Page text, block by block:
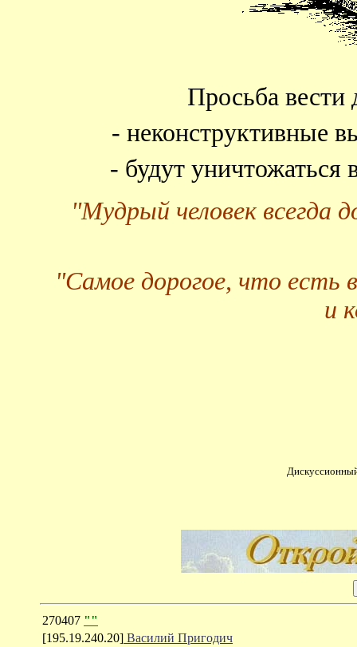
Просьба вести
- неконструктивные
- будут
"Мудрый человек всегда
"Самое дорогое, что есть
и
270407 ""
[195.19.240.20] Василий Пригодич